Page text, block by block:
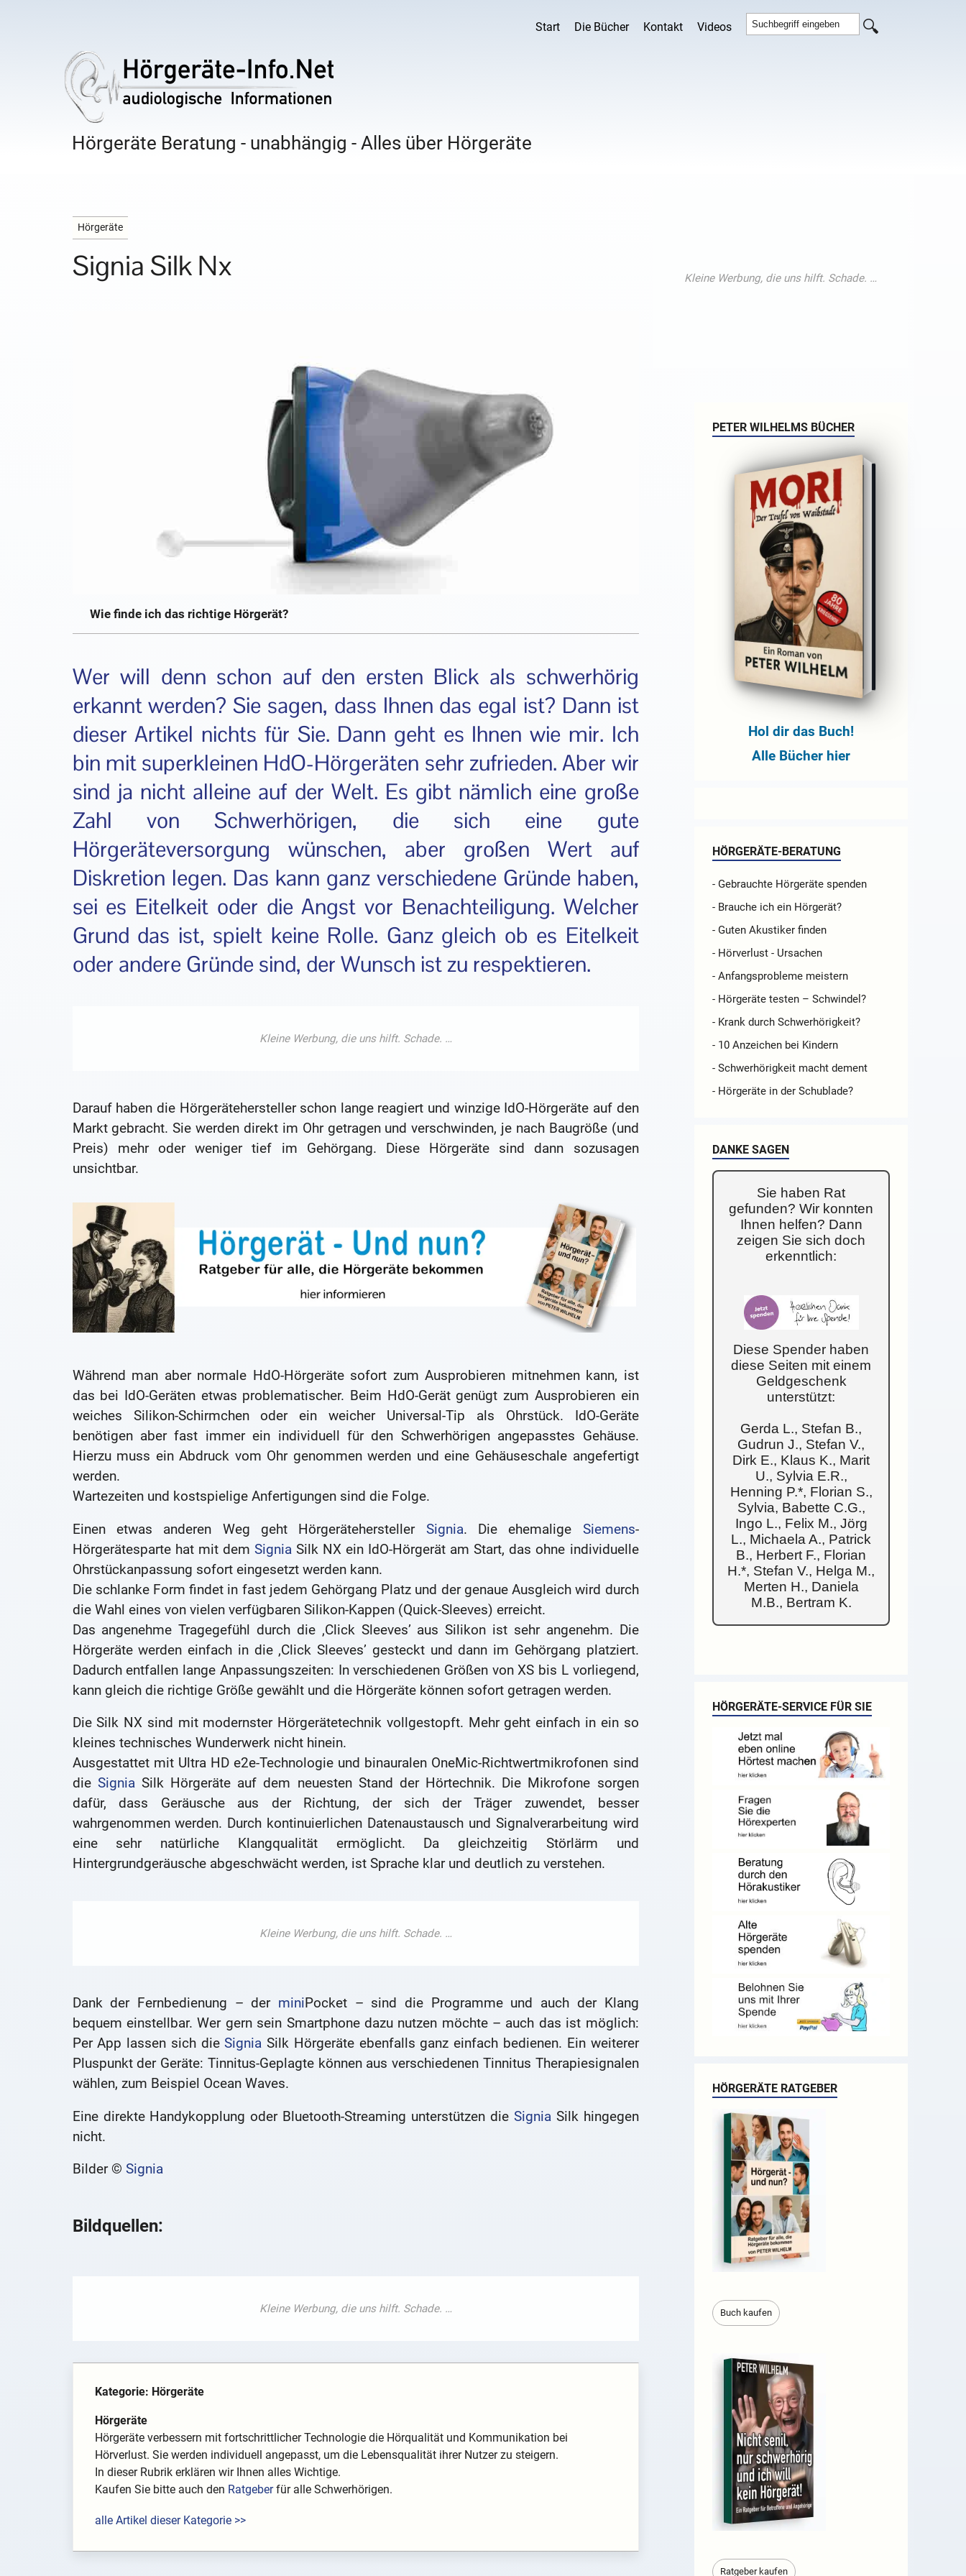
Start Die Bücher Kontakt Videos
Hörgeräte Beratung - unabhängig - Alles über Hörgeräte
Hörgeräte
Signia Silk Nx
Wie finde ich das richtige Hörgerät?
Wer will denn schon auf den ersten Blick als schwerhörig
erkannt werden? Sie sagen, dass Ihnen das egal ist? Dann ist
dieser Artikel nichts für Sie. Dann geht es Ihnen wie mir. Ich
bin mit superkleinen HdO-Hörgeräten sehr zufrieden. Aber wir
sind ja nicht alleine auf der Welt. Es gibt nämlich eine große
Zahl von Schwerhörigen, die sich eine gute
Hörgeräteversorgung wünschen, aber großen Wert auf
Diskretion legen. Das kann ganz verschiedene Gründe haben,
sei es Eitelkeit oder die Angst vor Benachteiligung. Welcher
Grund das ist, spielt keine Rolle. Ganz gleich ob es Eitelkeit
oder andere Gründe sind, der Wunsch ist zu respektieren.
Darauf haben die Hörgerätehersteller schon lange reagiert und winzige IdO-Hörgeräte auf den
Markt gebracht. Sie werden direkt im Ohr getragen und verschwinden, je nach Baugröße (und
Preis) mehr oder weniger tief im Gehörgang. Diese Hörgeräte sind dann sozusagen
unsichtbar.
Während man aber normale HdO-Hörgeräte sofort zum Ausprobieren mitnehmen kann, ist
das bei IdO-Geräten etwas problematischer. Beim HdO-Gerät genügt zum Ausprobieren ein
weiches Silikon-Schirmchen oder ein weicher Universal-Tip als Ohrstück. IdO-Geräte
benötigen aber fast immer ein individuell für den Schwerhörigen angepasstes Gehäuse.
Hierzu muss ein Abdruck vom Ohr genommen werden und eine Gehäuseschale angefertigt
werden.
Wartezeiten und kostspielige Anfertigungen sind die Folge.
Einen etwas anderen Weg geht Hörgerätehersteller Signia. Die ehemalige Siemens-
Hörgerätesparte hat mit dem Signia Silk NX ein IdO-Hörgerät am Start, das ohne individuelle
Ohrstückanpassung sofort eingesetzt werden kann.
Die schlanke Form findet in fast jedem Gehörgang Platz und der genaue Ausgleich wird durch
die Wahl eines von vielen verfügbaren Silikon-Kappen (Quick-Sleeves) erreicht.
Das angenehme Tragegefühl durch die ‚Click Sleeves’ aus Silikon ist sehr angenehm. Die
Hörgeräte werden einfach in die ‚Click Sleeves’ gesteckt und dann im Gehörgang platziert.
Dadurch entfallen lange Anpassungszeiten: In verschiedenen Größen von XS bis L vorliegend,
kann gleich die richtige Größe gewählt und die Hörgeräte können sofort getragen werden.
Die Silk NX sind mit modernster Hörgerätetechnik vollgestopft. Mehr geht einfach in ein so
kleines technisches Wunderwerk nicht hinein.
Ausgestattet mit Ultra HD e2e-Technologie und binauralen OneMic-Richtwertmikrofonen sind
die SigniaSilk Hörgeräte auf dem neuesten Stand der Hörtechnik. Die Mikrofone sorgen
dafür, dass Geräusche aus der Richtung, der sich der Träger zuwendet, besser
wahrgenommen werden. Durch kontinuierlichen Datenaustausch und Signalverarbeitung wird
eine sehr natürliche Klangqualität ermöglicht. Da gleichzeitig Störlärm und
Hintergrundgeräusche abgeschwächt werden, ist Sprache klar und deutlich zu verstehen.
Dank der Fernbedienung – der miniPocket – sind die Programme und auch der Klang
bequem einstellbar. Wer gern sein Smartphone dazu nutzen möchte – auch das ist möglich:
Per App lassen sich dieSignia Silk Hörgeräte ebenfalls ganz einfach bedienen. Ein weiterer
Pluspunkt der Geräte: Tinnitus-Geplagte können aus verschiedenen Tinnitus Therapiesignalen
wählen, zum Beispiel Ocean Waves.
Eine direkte Handykopplung oder Bluetooth-Streaming unterstützen die SigniaSilk hingegen
nicht.
Bilder © Signia
Bildquellen:
Kategorie: Hörgeräte
Hörgeräte
Hörgeräte verbessern mit fortschrittlicher Technologie die Hörqualität und Kommunikation bei
Hörverlust. Sie werden individuell angepasst, um die Lebensqualität ihrer Nutzer zu steigern.
In dieser Rubrik erklären wir Ihnen alles Wichtige.
Kaufen Sie bitte auch den Ratgeberfür alle Schwerhörigen.
alle Artikel dieser Kategorie >>
PETER WILHELMS BÜCHER
Hol dir das Buch!
Alle Bücher hier
HÖRGERÄTE-BERATUNG
- Gebrauchte Hörgeräte spenden
- Brauche ich ein Hörgerät?
- Guten Akustiker finden
- Hörverlust - Ursachen
- Anfangsprobleme meistern
- Hörgeräte testen – Schwindel?
- Krank durch Schwerhörigkeit?
- 10 Anzeichen bei Kindern
- Schwerhörigkeit macht dement
- Hörgeräte in der Schublade?
DANKE SAGEN
Sie haben Rat
gefunden? Wir konnten
Ihnen helfen? Dann
zeigen Sie sich doch
erkenntlich:
Diese Spender haben
diese Seiten mit einem
Geldgeschenk
unterstützt:
Gerda L., Stefan B.,
Gudrun J., Stefan V.,
Dirk E., Klaus K., Marit
U., Sylvia E.R.,
Henning P.*, Florian S.,
Sylvia, Babette C.G.,
Ingo L., Felix M., Jörg
L., Michaela A., Patrick
B., Herbert F., Florian
H.*, Stefan V., Helga M.,
Merten H., Daniela
M.B., Bertram K.
HÖRGERÄTE-SERVICE FÜR SIE
HÖRGERÄTE RATGEBER
Buch kaufen
Ratgeber kaufen